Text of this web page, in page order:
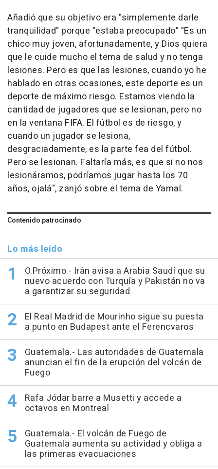
Añadió que su objetivo era "simplemente darle
tranquilidad" porque "estaba preocupado" "Es un
chico muy joven, afortunadamente, y Dios quiera
que le cuide mucho el tema de salud y no tenga
lesiones. Pero es que las lesiones, cuando yo he
hablado en otras ocasiones, este deporte es un
deporte de máximo riesgo. Estamos viendo la
cantidad de jugadores que se lesionan, pero no
en la ventana FIFA. El fútbol es de riesgo, y
cuando un jugador se lesiona,
desgraciadamente, es la parte fea del fútbol.
Pero se lesionan. Faltaría más, es que si no nos
lesionáramos, podríamos jugar hasta los 70
años, ojalá", zanjó sobre el tema de Yamal.
Contenido patrocinado
Lo más leído
O.Próximo.- Irán avisa a Arabia Saudí que su
nuevo acuerdo con Turquía y Pakistán no va
a garantizar su seguridad
El Real Madrid de Mourinho sigue su puesta
a punto en Budapest ante el Ferencvaros
Guatemala.- Las autoridades de Guatemala
anuncian el fin de la erupción del volcán de
Fuego
Rafa Jódar barre a Musetti y accede a
octavos en Montreal
Guatemala.- El volcán de Fuego de
Guatemala aumenta su actividad y obliga a
las primeras evacuaciones